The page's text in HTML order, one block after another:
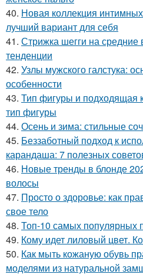
40. Новая коллекция
лучший вариант для себя
41. Стрижка шегги на
тенденции
42. Узлы мужского галстука:
особенности
43. Тип фигуры и подходящая
тип фигуры
44. Осень и зима: стильные
45. Беззаботный подход к
карандаша: 7 полезных
46. Новые тренды в блонде
волосы
47. Просто о здоровье: как
свое тело
48. Топ-10 самых популярных
49. Кому идет лиловый цвет.
50. Как мыть кожаную обувь
моделями из натуральной